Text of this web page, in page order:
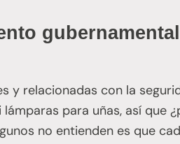
y relacionadas con la
para uñas, así que
no entienden es que